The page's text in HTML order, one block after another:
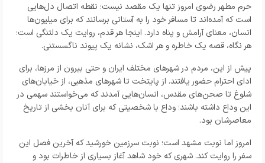
حرم مطهر رضوی امروز تنها یک مقصد نیست؛ نقطه اتصال دل‌هایی
است که آمده‌اند تا مسافر خود را به آستانی برسانند که برای میلیون‌ها
انسان، معنای آرامش و پناه دارد. اینجا هر قدم، روایت یک دلتنگی است؛
هر نگاه، قصه یک خاطره و هر اشک، نشانه یک پیوند ناگسستنی.
پیش از این، مردم در شهرهای مختلف ایران و حتی بیرون از مرزها، برای
ادای احترام حضور یافتند. از پایتخت تا شهرهای مذهبی، از خیابان‌های
شلوغ تا صحن‌های مقدس، انسان‌هایی آمدند که می‌خواستند سهمی در
این وداع داشته باشند؛ وداع با شخصیتی که برای آنان بخشی از تاریخ
معاصرشان بود.
امروز اما نوبت مشهد است؛ نوبت سرزمین خورشید که آخرین فصل این
سفر را روایت کند. شهری که خود شاهد آغاز بسیاری از خاطرات بود و